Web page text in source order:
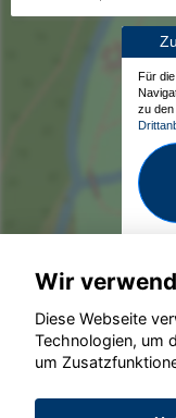
Für
zu den
©
Wir
Diese Webseite
Technologien, um
um